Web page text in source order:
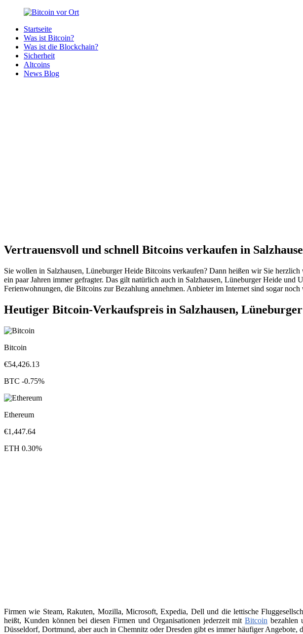
Zurück
Inhalt
Bitcoin
Bitcoins
deiner
Region
Startseite
Was ist Bitcoin?
Was ist die Blockchain?
Sicherheit
Altcoins
News Blog
Vertrauensvoll und schnell Bitcoins verkaufen in
Sie wollen in Salzhausen, Lüneburger Heide Bitcoins verkaufen? Dann heißen wir Sie
ein paar Jahren immer gefragter. Das gilt natürlich auch in Salzhausen, Lüneburger Heide
Ferienwohnungen, die Bitcoins zur Bezahlung annehmen. Anbieter im Internet sind sogar
Heutiger Bitcoin-Verkaufspreis in Salzhausen,
Bitcoin
€54,426.13
BTC -0.75%
Ethereum
€1,447.64
ETH 0.30%
Firmen wie Steam, Rakuten, Mozilla, Microsoft, Expedia, Dell und die lettische
heißt, Kunden können bei diesen Firmen und Organisationen jederzeit mitBitcoin bezahlen
Düsseldorf, Dortmund, aber auch in Chemnitz oder Dresden gibt es immer häufiger Angebote,